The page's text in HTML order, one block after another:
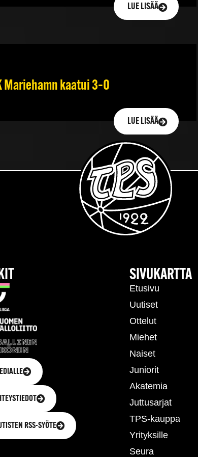
LUE LISÄÄ
Mariehamn kaatui 3–0
LUE LISÄÄ
RSS-SYÖTE
SIVUKARTTA
Etusivu
Uutiset
Ottelut
Miehet
Naiset
Juniorit
Akatemia
Juttusarjat
TPS-kauppa
Yrityksille
Seura